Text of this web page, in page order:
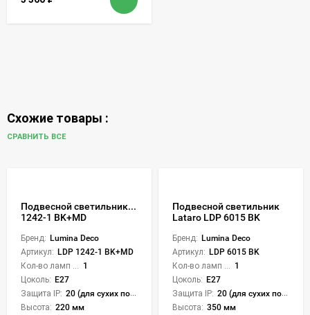
Схожие товары :
СРАВНИТЬ ВСЕ
Подвесной светильник Lumina Deco Astila LDP
1242-1 BK+MD
Бренд: Lumina Deco
Артикул: LDP 1242-1 BK+MD
1
Цоколь: E27
Защита IP: 20 (для сухих пом.)
Высота: 220 мм
Подвесной светильник
Lataro LDP 6015 BK
Бренд: Lumina Deco
Артикул: LDP 6015 BK
1
Цоколь: E27
Защита IP: 20 (для сухих пом.)
Высота: 350 мм